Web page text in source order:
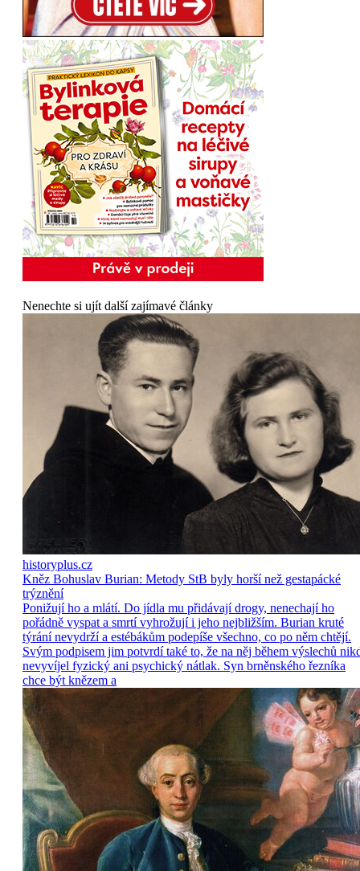
Nenechte si ujít další zajímavé články
historyplus.cz
Kněz Bohuslav Burian: Metody StB byly horší než gestapácké
trýznění
Ponižují ho a mlátí. Do jídla mu přidávají drogy, nenechají ho
pořádně vyspat a smrtí vyhrožují i jeho nejbližším. Burian kruté
týrání nevydrží a estébákům podepíše všechno, co po něm chtějí.
Svým podpisem jim potvrdí také to, že na něj během výslechů
nevyvíjel fyzický ani psychický nátlak. Syn brněnského řezníka
chce být knězem a